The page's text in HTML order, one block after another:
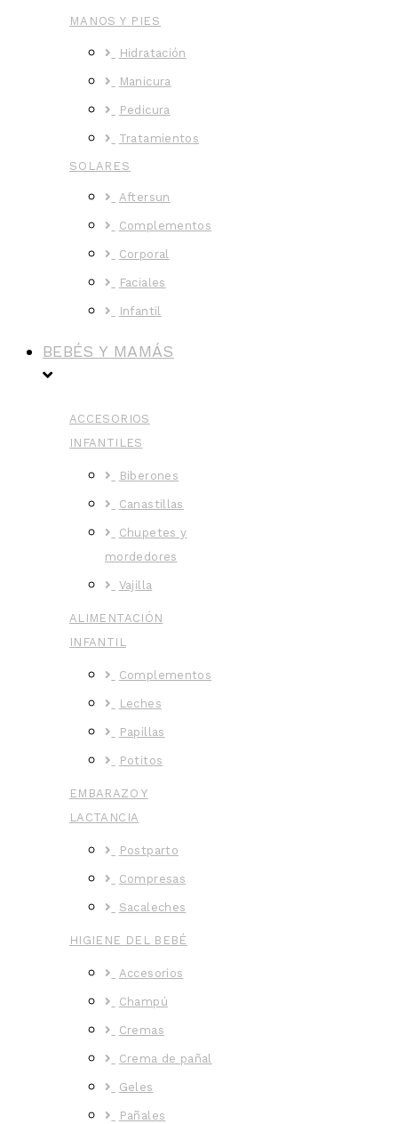
MANOS Y PIES
Hidratación
Manicura
Pedicura
Tratamientos
SOLARES
Aftersun
Complementos
Corporal
Faciales
Infantil
BEBÉS Y MAMÁS
ACCESORIOS
INFANTILES
Biberones
Canastillas
Chupetes y
mordedores
Vajilla
ALIMENTACIÓN
INFANTIL
Complementos
Leches
Papillas
Potitos
EMBARAZO Y
LACTANCIA
Postparto
Compresas
Sacaleches
HIGIENE DEL BEBÉ
Accesorios
Champú
Cremas
Crema de pañal
Geles
Pañales